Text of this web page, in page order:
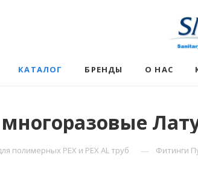
КАТАЛОГ БРЕНДЫ О НАС
полимерных PEX и PEX AL труб — Фитинги